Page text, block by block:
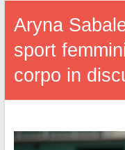
Aryna
sport
corpo in